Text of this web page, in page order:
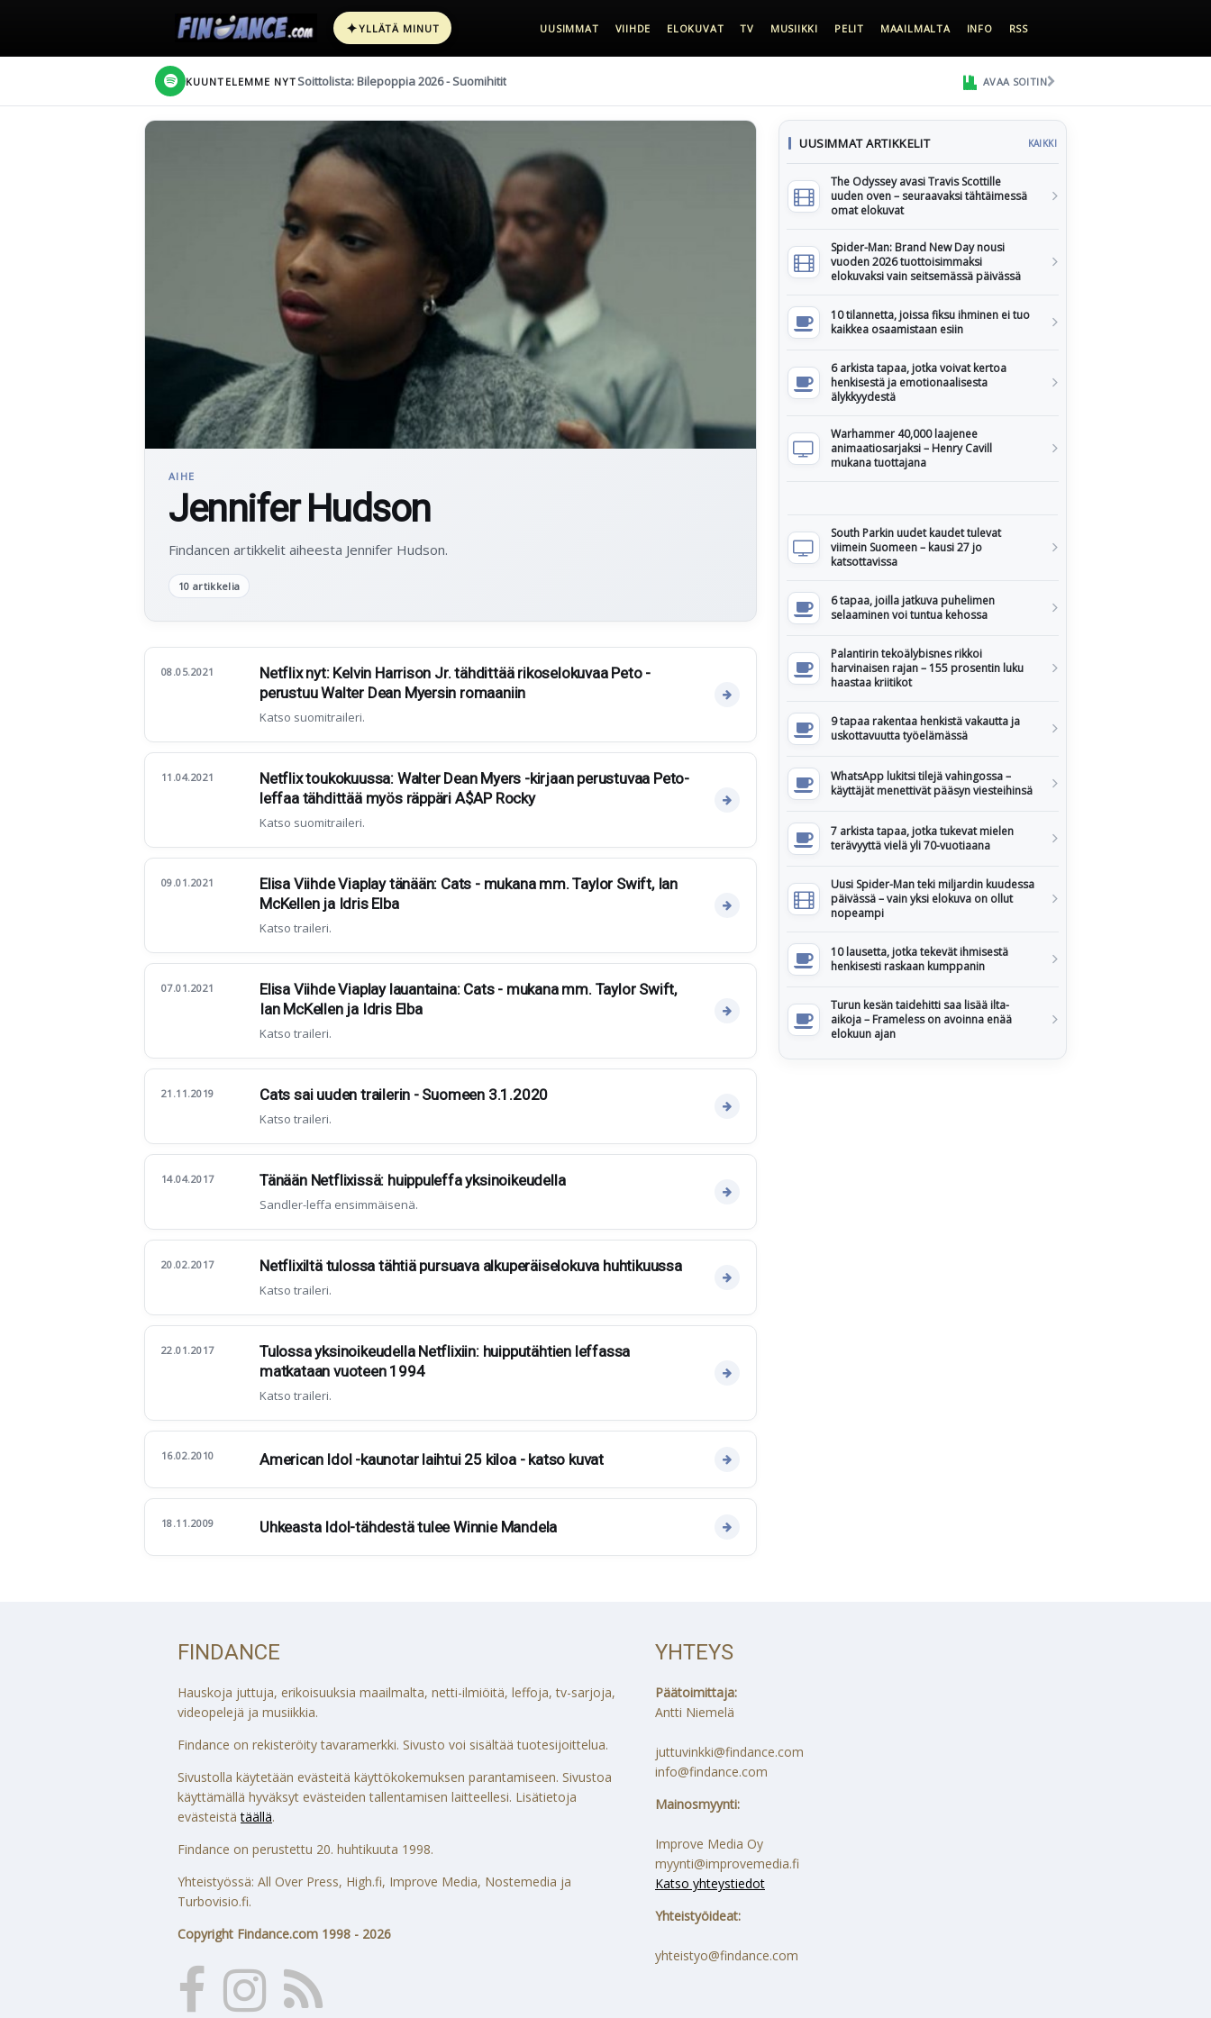
✦YLLÄTÄ MINUT UUSIMMAT VIIHDE ELOKUVAT TV MUSIIKKI PELIT MAAILMALTA INFO RSS
KUUNTELEMME NYT Soittolista: Bilepoppia 2026 - Suomihitit AVAA SOITIN
AIHE
Jennifer Hudson
Findancen artikkelit aiheesta Jennifer Hudson.
10 artikkelia
08.05.2021
Netflix nyt: Kelvin Harrison Jr. tähdittää rikoselokuvaa Peto -
perustuu Walter Dean Myersin romaaniin
Katso suomitraileri.
11.04.2021
Netflix toukokuussa: Walter Dean Myers -kirjaan perustuvaa Peto-
leffaa tähdittää myös räppäri A$AP Rocky
Katso suomitraileri.
09.01.2021
Elisa Viihde Viaplay tänään: Cats - mukana mm. Taylor Swift, Ian
McKellen ja Idris Elba
Katso traileri.
07.01.2021
Elisa Viihde Viaplay lauantaina: Cats - mukana mm. Taylor Swift,
Ian McKellen ja Idris Elba
Katso traileri.
21.11.2019 Cats sai uuden trailerin - Suomeen 3.1.2020
Katso traileri.
14.04.2017 Tänään Netflixissä: huippuleffa yksinoikeudella
Sandler-leffa ensimmäisenä.
20.02.2017 Netflixiltä tulossa tähtiä pursuava alkuperäiselokuva huhtikuussa
Katso traileri.
22.01.2017
Tulossa yksinoikeudella Netflixiin: huipputähtien leffassa
matkataan vuoteen 1994
Katso traileri.
16.02.2010 American Idol -kaunotar laihtui 25 kiloa - katso kuvat
18.11.2009 Uhkeasta Idol-tähdestä tulee Winnie Mandela
UUSIMMAT ARTIKKELIT KAIKKI
The Odyssey avasi Travis Scottille
uuden oven – seuraavaksi tähtäimessä
omat elokuvat
Spider-Man: Brand New Day nousi
vuoden 2026 tuottoisimmaksi
elokuvaksi vain seitsemässä päivässä
10 tilannetta, joissa fiksu ihminen ei tuo
kaikkea osaamistaan esiin
6 arkista tapaa, jotka voivat kertoa
henkisestä ja emotionaalisesta
älykkyydestä
Warhammer 40,000 laajenee
animaatiosarjaksi – Henry Cavill
mukana tuottajana
South Parkin uudet kaudet tulevat
viimein Suomeen – kausi 27 jo
katsottavissa
6 tapaa, joilla jatkuva puhelimen
selaaminen voi tuntua kehossa
Palantirin tekoälybisnes rikkoi
harvinaisen rajan – 155 prosentin luku
haastaa kriitikot
9 tapaa rakentaa henkistä vakautta ja
uskottavuutta työelämässä
WhatsApp lukitsi tilejä vahingossa –
käyttäjät menettivät pääsyn viesteihinsä
7 arkista tapaa, jotka tukevat mielen
terävyyttä vielä yli 70-vuotiaana
Uusi Spider-Man teki miljardin kuudessa
päivässä – vain yksi elokuva on ollut
nopeampi
10 lausetta, jotka tekevät ihmisestä
henkisesti raskaan kumppanin
Turun kesän taidehitti saa lisää ilta-
aikoja – Frameless on avoinna enää
elokuun ajan
FINDANCE
Hauskoja juttuja, erikoisuuksia maailmalta, netti-ilmiöitä, leffoja, tv-sarjoja,
videopelejä ja musiikkia.
Findance on rekisteröity tavaramerkki. Sivusto voi sisältää tuotesijoittelua.
Sivustolla käytetään evästeitä käyttökokemuksen parantamiseen. Sivustoa
käyttämällä hyväksyt evästeiden tallentamisen laitteellesi. Lisätietoja
evästeistätäällä.
Findance on perustettu 20. huhtikuuta 1998.
Yhteistyössä: All Over Press, High.fi, Improve Media, Nostemedia ja
Turbovisio.fi.
Copyright Findance.com 1998 - 2026
YHTEYS
Päätoimittaja:
Antti Niemelä
juttuvinkki@findance.com
info@findance.com
Mainosmyynti:
Improve Media Oy
myynti@improvemedia.fi
Katso yhteystiedot
Yhteistyöideat:
yhteistyo@findance.com